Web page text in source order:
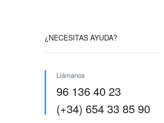
¿NECESITAS AYUDA?
Llámanos
96 136 40 23
(+34) 654 33 85 90